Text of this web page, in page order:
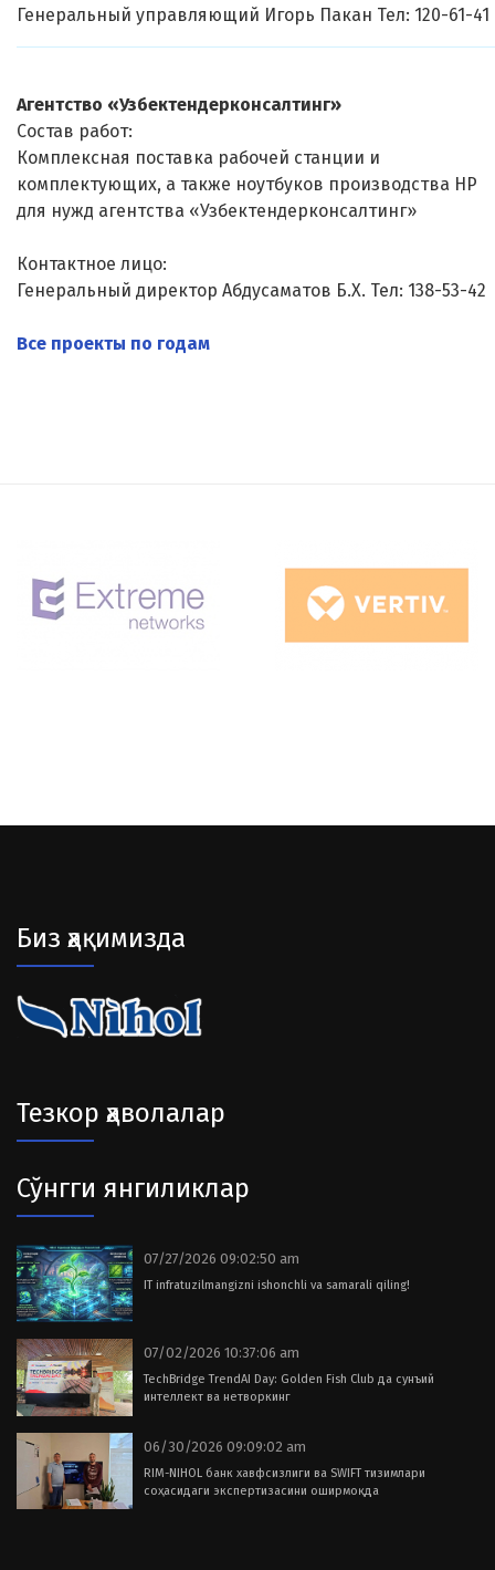
Генеральный управляющий Игорь Пакан Тел: 120-61-41
Агентство «Узбектендерконсалтинг»
Состав работ:
Комплексная поставка рабочей станции и
комплектующих, а также ноутбуков производства HP
для нужд агентства «Узбектендерконсалтинг»
Контактное лицо:
Генеральный директор Абдусаматов Б.Х. Тел: 138-53-42
Все проекты по годам
Биз ҳақимизда
Тезкор ҳаволалар
Сўнгги янгиликлар
07/27/2026 09:02:50 am
IT infratuzilmangizni ishonchli va samarali qiling!
07/02/2026 10:37:06 am
TechBridge TrendAI Day: Golden Fish Club да сунъий
интеллект ва нетворкинг
06/30/2026 09:09:02 am
RIM-NIHOL банк хавфсизлиги ва SWIFT тизимлари
соҳасидаги экспертизасини оширмоқда